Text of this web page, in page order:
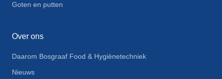
Goten en putten
Over ons
Daarom Bosgraaf Food & Hygiënetechniek
Nieuws